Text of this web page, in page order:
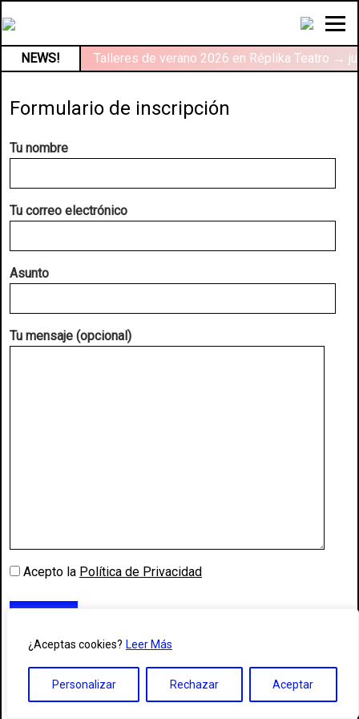
¿Aceptas cookies? Leer Más
Personalizar Rechazar Aceptar
NEWS! Talleres de verano 2026 en Réplika Teatro →
Formulario de inscripción
Tu nombre
Tu correo electrónico
Asunto
Tu mensaje (opcional)
Acepto la Política de Privacidad